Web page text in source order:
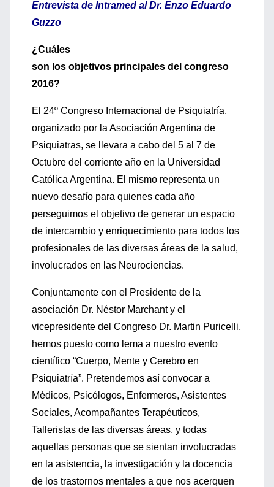
Entrevista de Intramed al Dr. Enzo Eduardo
Guzzo
¿Cuáles
son los objetivos principales del congreso
2016?
El 24º Congreso Internacional de Psiquiatría,
organizado por la Asociación Argentina de
Psiquiatras, se llevara a cabo del 5 al 7 de
Octubre del corriente año en la Universidad
Católica Argentina. El mismo representa un
nuevo desafío para quienes cada año
perseguimos el objetivo de generar un espacio
de intercambio y enriquecimiento para todos los
profesionales de las diversas áreas de la salud,
involucrados en las Neurociencias.
Conjuntamente con el Presidente de la
asociación Dr. Néstor Marchant y el
vicepresidente del Congreso Dr. Martin Puricelli,
hemos puesto como lema a nuestro evento
científico “Cuerpo, Mente y Cerebro en
Psiquiatría”. Pretendemos así convocar a
Médicos, Psicólogos, Enfermeros, Asistentes
Sociales, Acompañantes Terapéuticos,
Talleristas de las diversas áreas, y todas
aquellas personas que se sientan involucradas
en la asistencia, la investigación y la docencia
de los trastornos mentales a que nos acerquen